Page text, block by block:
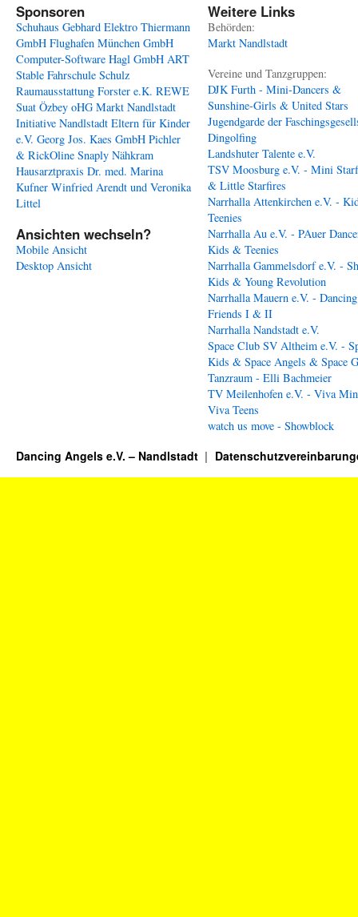
Sponsoren
Schuhaus Gebhard Elektro Thiermann
GmbH Flughafen München GmbH
Computer-Software Hagl GmbH ART
Stable Fahrschule Schulz
Raumausstattung Forster e.K. REWE
Suat Özbey oHG Markt Nandlstadt
Initiative Nandlstadt Eltern für Kinder
e.V. Georg Jos. Kaes GmbH Pichler
& RickOline Snaply Nähkram
Hausarztpraxis Dr. med. Marina
Kufner Winfried Arendt und Veronika
Littel
Ansichten wechseln?
Mobile Ansicht
Desktop Ansicht
Weitere Links
Behörden:
Markt Nandlstadt
Vereine und Tanzgruppen:
DJK Furth - Mini-Dancers &
Sunshine-Girls & United Stars
Jugendgarde der
Dingolfing
Landshuter Talente e.V.
TSV Moosburg e.V. - Mini
& Little Starfires
Narrhalla Attenkirchen e.V. -
Teenies
Narrhalla Au e.V. - PAuer
Kids & Teenies
Narrhalla Gammelsdorf e.V. -
Kids & Young Revolution
Narrhalla Mauern e.V. - Dancing
Friends I & II
Narrhalla Nandstadt e.V.
Space Club SV Altheim e.V. -
Kids & Space Angels & Space
Tanzraum - Elli Bachmeier
TV Meilenhofen e.V. - Viva
Viva Teens
watch us move - Showblock
Dancing Angels e.V. – Nandlstadt